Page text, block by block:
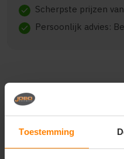
Toestemming
check Scherpste prijzen
check Persoonlijk advies:
Beschrijving